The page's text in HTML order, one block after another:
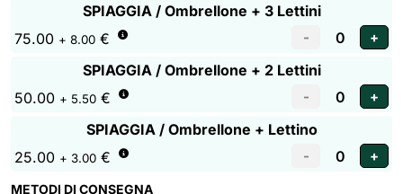
SPIAGGIA / Ombrellone + 3 Lettini
75.00 + 8.00 €
SPIAGGIA / Ombrellone + 2 Lettini
50.00 + 5.50 €
SPIAGGIA / Ombrellone + Lettino
25.00 + 3.00 €
METODI DI CONSEGNA